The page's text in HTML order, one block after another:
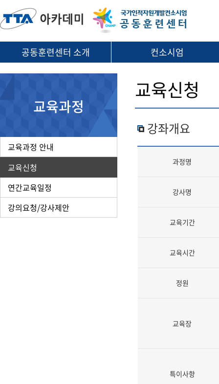
공동훈련센터 소개 컨소시엄
교육과정
교육과정 안내
교육신청
연간교육일정
강의요청/강사제안
교육신청
강좌개요
과정명
강사명
교육기간
교육시간
정원
교육장
특이사항